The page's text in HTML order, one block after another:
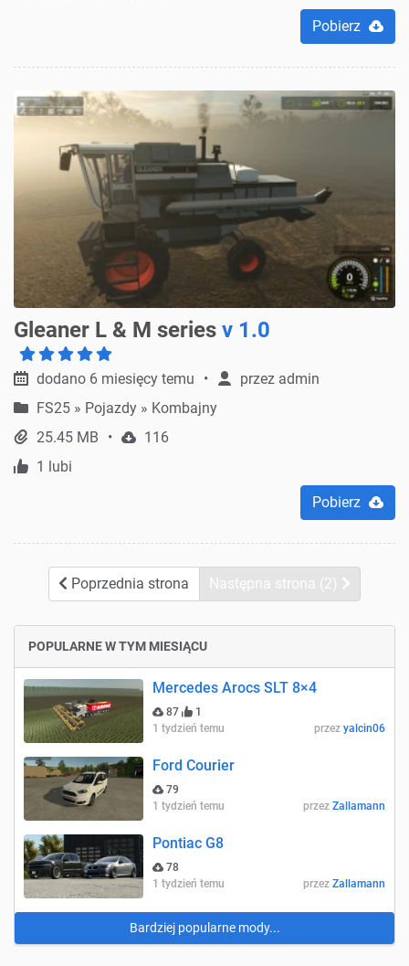
Pobierz
Gleaner L & M series v 1.0
dodano 6 miesięcy temu przez admin
FS25 » Pojazdy » Kombajny
25.45 MB
116
1 lubi
Pobierz
Poprzednia strona Następna strona (2)
POPULARNE W TYM MIESIĄCU
Mercedes Arocs SLT 8×4
87
1
1 tydzień temu
przez yalcin06
Ford Courier
79
1 tydzień temu
przez Zallamann
Pontiac G8
78
1 tydzień temu
przez Zallamann
Bardziej popularne mody...